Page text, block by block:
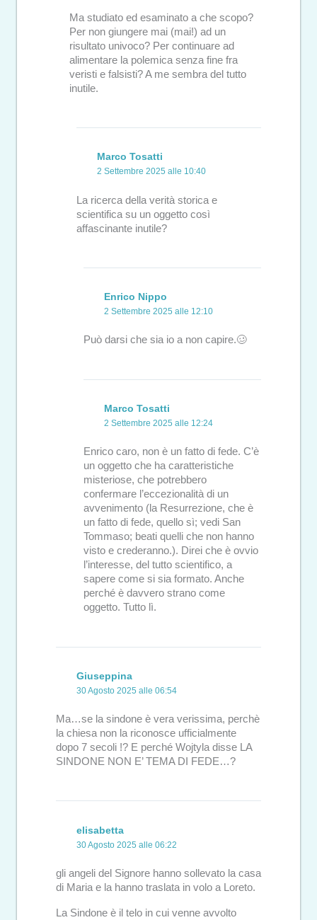
Ma studiato ed esaminato a che scopo?
Per non giungere mai (mai!) ad un
risultato univoco? Per continuare ad
alimentare la polemica senza fine fra
veristi e falsisti? A me sembra del tutto
inutile.
Marco Tosatti
2 Settembre 2025 alle 10:40
La ricerca della verità storica e
scientifica su un oggetto così
affascinante inutile?
Enrico Nippo
2 Settembre 2025 alle 12:10
Può darsi che sia io a non capire.🥴
Marco Tosatti
2 Settembre 2025 alle 12:24
Enrico caro, non è un fatto di fede. C’è
un oggetto che ha caratteristiche
misteriose, che potrebbero
confermare l’eccezionalità di un
avvenimento (la Resurrezione, che è
un fatto di fede, quello sì; vedi San
Tommaso; beati quelli che non hanno
visto e crederanno.). Direi che è ovvio
l’interesse, del tutto scientifico, a
sapere come si sia formato. Anche
perché è davvero strano come
oggetto. Tutto lì.
Giuseppina
30 Agosto 2025 alle 06:54
Ma…se la sindone è vera verissima, perchè
la chiesa non la riconosce ufficialmente
dopo 7 secoli !? E perché Wojtyla disse LA
SINDONE NON E’ TEMA DI FEDE…?
elisabetta
30 Agosto 2025 alle 06:22
gli angeli del Signore hanno sollevato la casa
di Maria e la hanno traslata in volo a Loreto.
La Sindone è il telo in cui venne avvolto